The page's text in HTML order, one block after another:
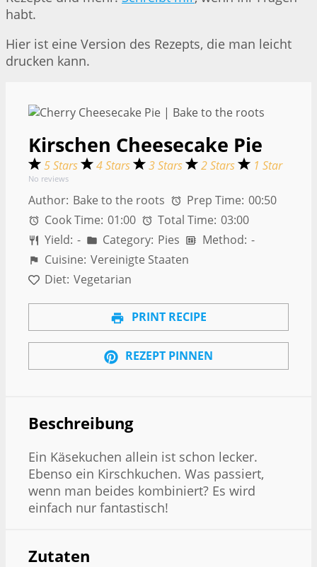
habt.
Hier ist eine Version des Rezepts, die man leicht
drucken kann.
Kirschen Cheesecake Pie
5 Stars 4 Stars 3 Stars 2 Stars 1 Star
No reviews
Author: Bake to the roots Prep Time: 00:50
Cook Time: 01:00 Total Time: 03:00
Yield: - Category: Pies Method: -
Cuisine: Vereinigte Staaten
Diet: Vegetarian
PRINT RECIPE
REZEPT PINNEN
Beschreibung
Ein Käsekuchen allein ist schon lecker.
Ebenso ein Kirschkuchen. Was passiert,
wenn man beides kombiniert? Es wird
einfach nur fantastisch!
Zutaten